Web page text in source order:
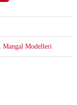
Mangal Modelleri